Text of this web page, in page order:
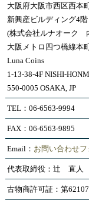
大阪府大阪市西区西本
新興産ビルディング4階
(株式会社ルナオーク
大阪メトロ四つ橋線本
Luna Coins
1-13-38-4F NISHI-
550-0005 OSAKA, JP
TEL：06-6563-9994
FAX：06-6563-9895
Email： お問い合わせフ
代表取締役：辻 直人
古物商許可証：第